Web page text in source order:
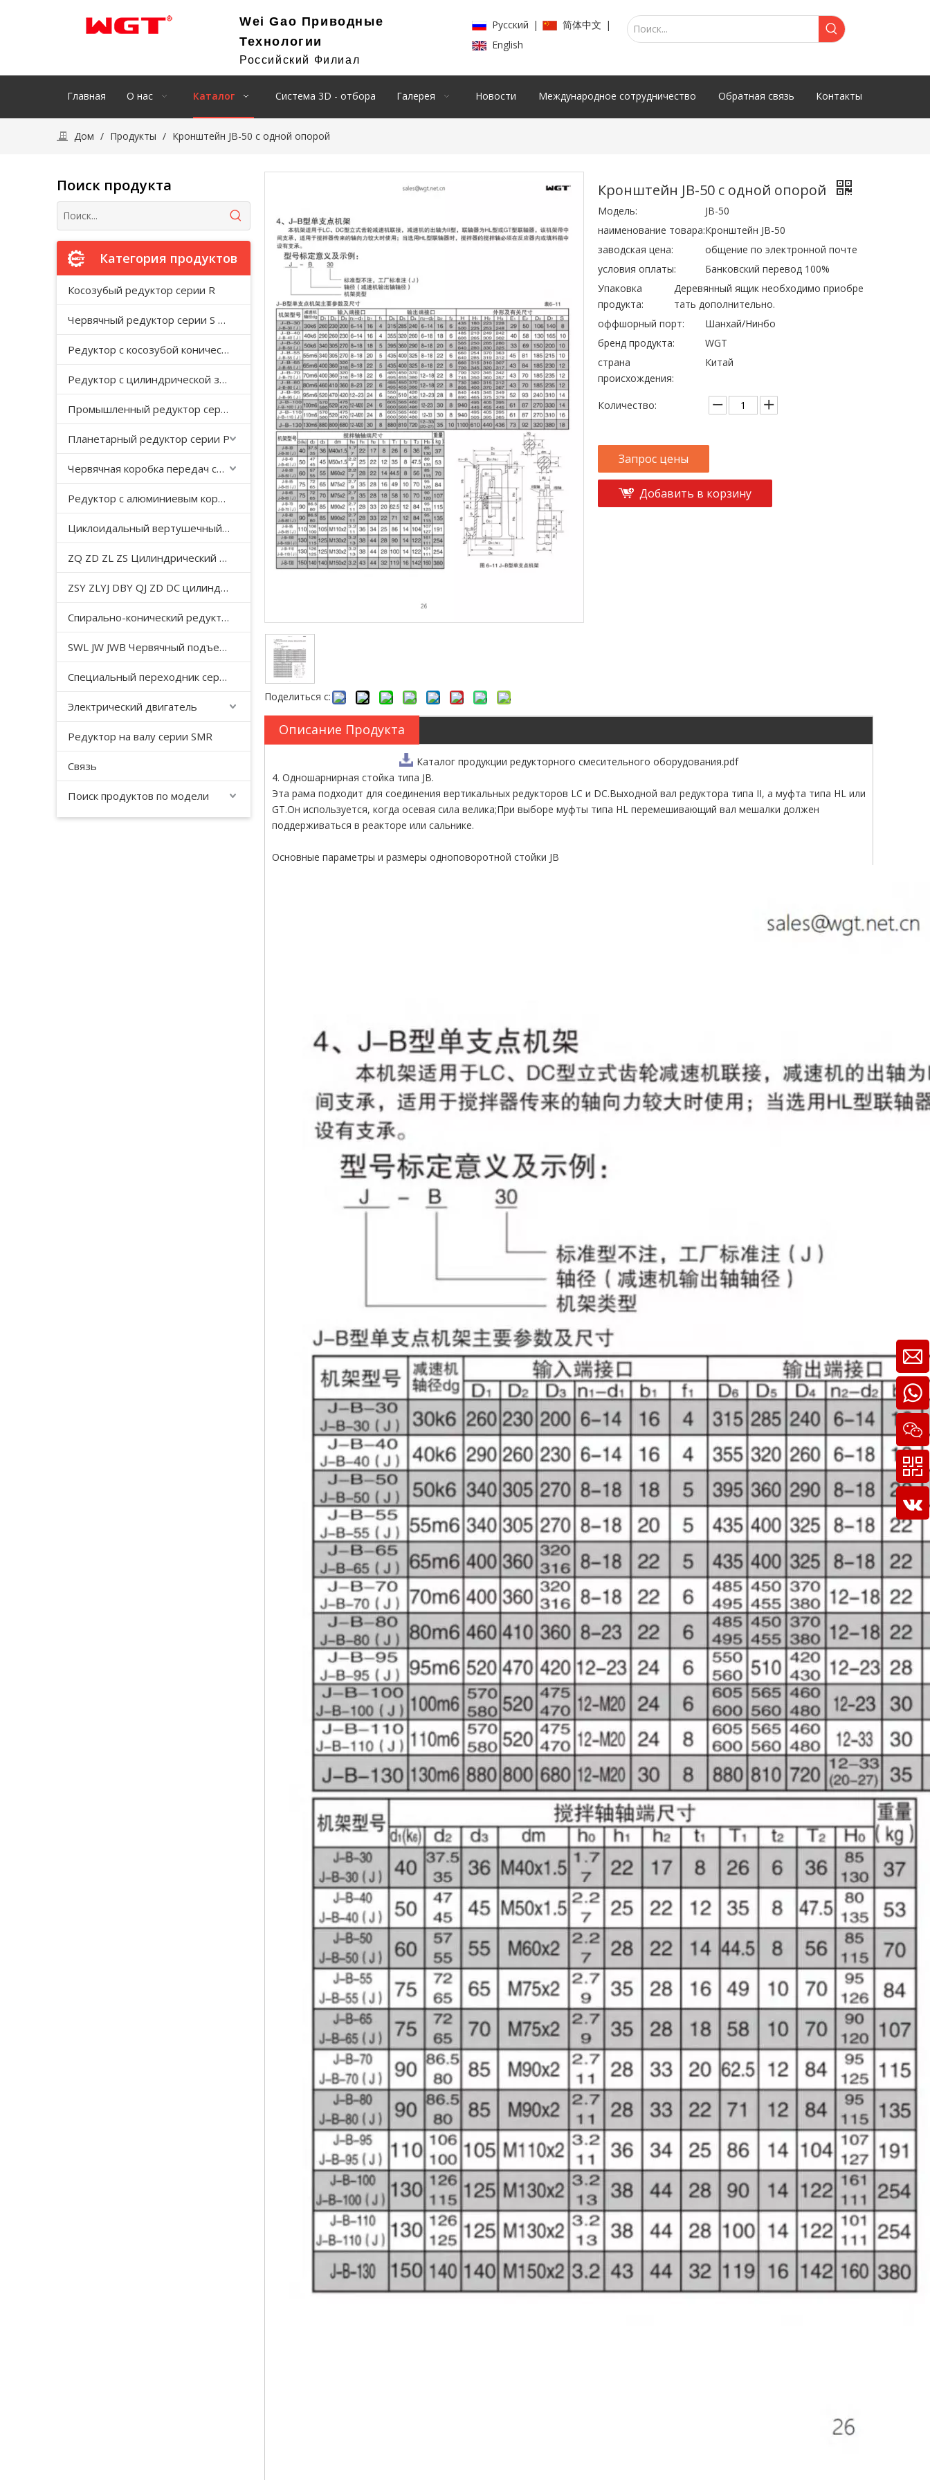
Wei Gao Приводные
Технологии
Российский Филиал
Pусский | 简体中文 |
English
Главная О нас Каталог Система 3D - отбора Галерея Новости Международное сотрудничество Обратная связь Контакты
Дом / Продукты / Кронштейн JB-50 с одной опорой
Поиск продукта
Категория продуктов
Косозубый редуктор серии R
Червячный редуктор серии S с косозубой передачей
Редуктор с косозубой конической передачей серии K
Редуктор с цилиндрической зубчатой ​​передачей серии F с параллельным валом
Промышленный редуктор серии HB
Планетарный редуктор серии P
Червячная коробка передач серии WP
Редуктор с алюминиевым корпусом серии NMRV
Циклоидальный вертушечный редуктор B/X
ZQ ZD ZL ZS Цилиндрический редуктор с мягкой поверхностью зуба
ZSY ZLYJ DBY QJ ZD DC цилиндрический зубчатый редуктор средней твердости с поверхностью зуба
Спирально-конический редуктор серии T
SWL JW JWB Червячный подъемный домкрат серии JWM
Специальный переходник серии YHJ для безгравитационного смесителя
Электрический двигатель
Редуктор на валу серии SMR
Связь
Поиск продуктов по модели
Поделиться с:
Кронштейн JB-50 с одной опорой
Модель:
JB-50
наименование товара:Кронштейн JB-50
заводская цена:
общение по электронной почте
условия оплаты:
Банковский перевод 100%
Упаковка
продукта:
Деревянный ящик необходимо приобре
тать дополнительно.
оффшорный порт:
Шанхай/Нинбо
бренд продукта:
WGT
страна
происхождения:
Китай
Количество:
Запрос цены
Добавить в корзину
Описание Продукта
Каталог продукции редукторного смесительного оборудования.pdf
4. Одношарнирная стойка типа JB.
Эта рама подходит для соединения вертикальных редукторов LC и DC.Выходной вал редуктора типа II, а муфта типа HL или
GT.Он используется, когда осевая сила велика;При выборе муфты типа HL перемешивающий вал мешалки должен
поддерживаться в реакторе или сальнике.
Основные параметры и размеры одноповоротной стойки JB